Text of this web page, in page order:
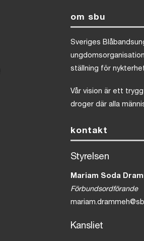
om sbu
Sveriges
ställning för
Vår vision är ett
droger där alla
kontakt
Styrelsen
Mariam Soda
Förbundsordförande
Kansliet